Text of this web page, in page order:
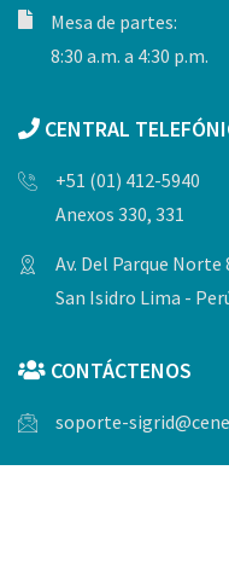
Mesa de partes:
8:30 a.m. a 4:30 p.m.
CENTRAL
+51 (01) 412-5940
Anexos 330, 331
Av. Del Parque Norte
San Isidro Lima -
CONTÁCTENOS
soporte-